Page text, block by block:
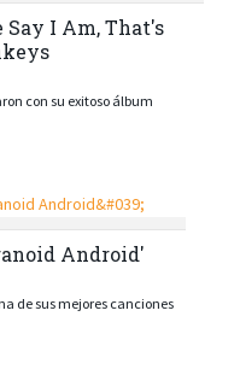
Say I Am, That's
con su exitoso álbum
Android'
de sus mejores canciones